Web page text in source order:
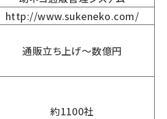
http://www.sukeneko.com/
通販立ち上げ～数億円
約1100社